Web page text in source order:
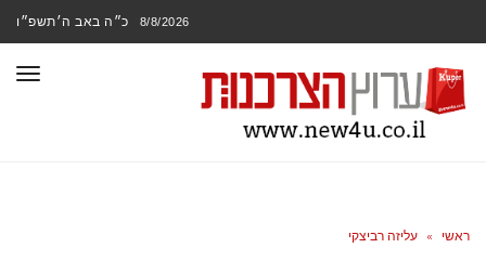
8/8/2026 כ״ה באב ה׳תשפ״ו
ראשי » עליזה רביצקי